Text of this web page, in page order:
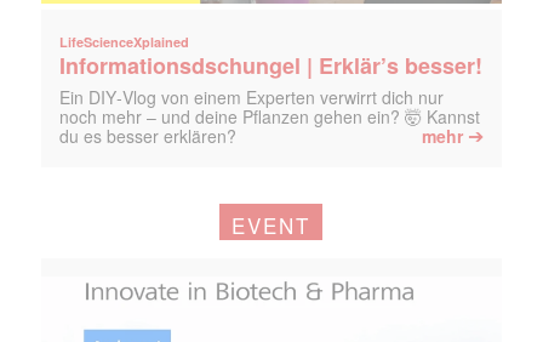
LifeScienceXplained
Informationsdschungel | Erklär’s besser!
Ein DIY‑Vlog von einem Experten verwirrt dich nur
noch mehr – und deine Pflanzen gehen ein? 🤯 Kannst
du es besser erklären?
mehr ➔
EVENT